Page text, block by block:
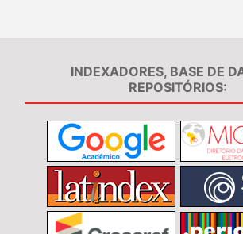
INDEXADORES, BASE DE
REPOSITÓRIOS: